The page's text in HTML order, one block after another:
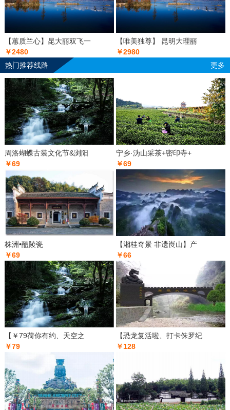
【蕙质兰心】昆大丽双飞一
￥2480
【唯美独尊】 昆明大理丽
￥2980
热门推荐线路
更多
周洛蝴蝶古装文化节&浏阳
￥69
宁乡·沩山采茶+密印寺+
￥69
株洲•醴陵瓷
￥69
【湘桂奇景 非遗崀山】产
￥66
【￥79荷你有约、天空之
￥79
【恐龙复活啦、打卡侏罗纪
￥128